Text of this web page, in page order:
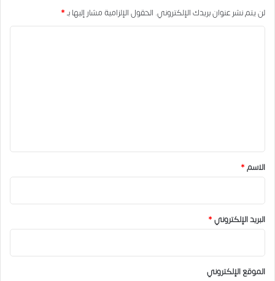
لن يتم نشر عنوان بريدك الإلكتروني. الحقول الإلزامية مشار إليها بـ*
*
الاسم*
البريد الإلكتروني*
الموقع الإلكتروني